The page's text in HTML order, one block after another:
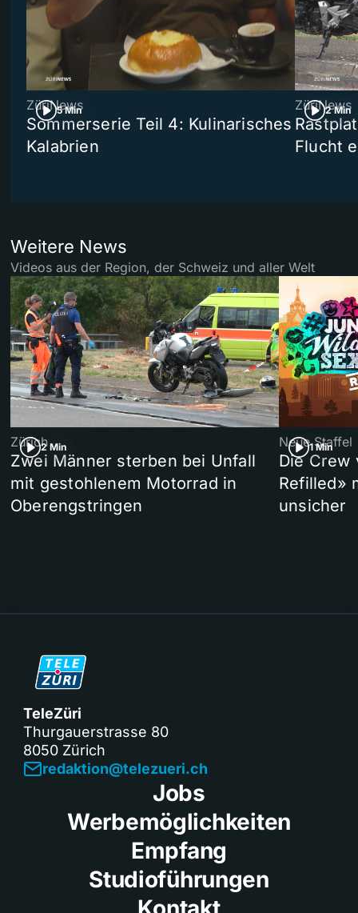
5 Min
ZüriNews
Sommerserie Teil 4: Kulinarisches
Kalabrien
2 Min
ZüriNews
Flucht
Weitere News
Videos aus der Region, der Schweiz und aller Welt
2 Min
Zürich
Zwei Männer sterben bei Unfall
mit gestohlenem Motorrad in
Oberengstringen
1 Min
Neue Staffel
Die Crew
Refilled»
unsicher
TeleZüri
Thurgauerstrasse 80
8050 Zürich
redaktion@telezueri.ch
Jobs
Werbemöglichkeiten
Empfang
Studioführungen